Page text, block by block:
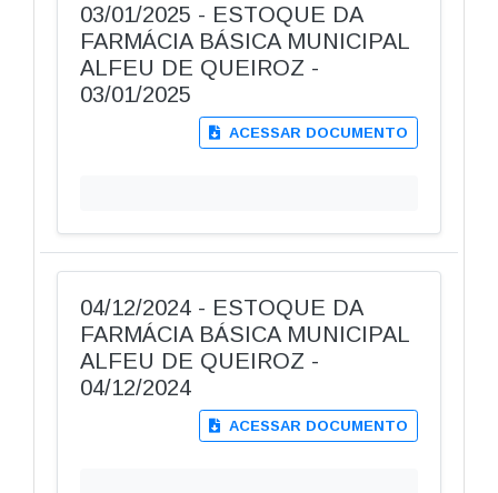
03/01/2025 - ESTOQUE DA
FARMÁCIA BÁSICA MUNICIPAL
ALFEU DE QUEIROZ -
03/01/2025
ACESSAR DOCUMENTO
04/12/2024 - ESTOQUE DA
FARMÁCIA BÁSICA MUNICIPAL
ALFEU DE QUEIROZ -
04/12/2024
ACESSAR DOCUMENTO